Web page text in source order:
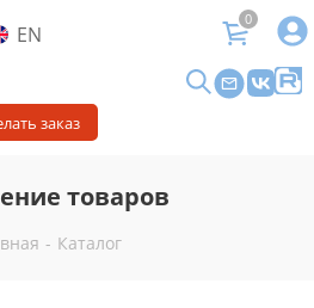
EN
0
заказ
товаров
- Каталог